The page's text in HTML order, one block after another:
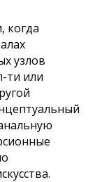
когда
узлов
ти или